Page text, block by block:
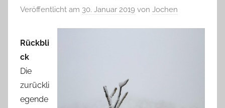
Veröffentlicht am 30. Januar 2019 von Jochen
Rückbli
ck
Die
zurückli
egende